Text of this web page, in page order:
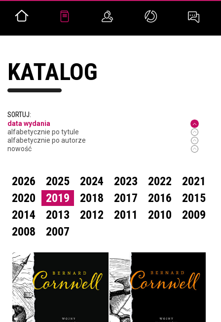
KATALOG
SORTUJ:
data wydania
alfabetycznie po tytule
alfabetycznie po autorze
nowość
2026 2025 2024 2023 2022
2021
2020
2019 2018 2017 2016
2015
2014
2013 2012 2011 2010
2009
2008
2007